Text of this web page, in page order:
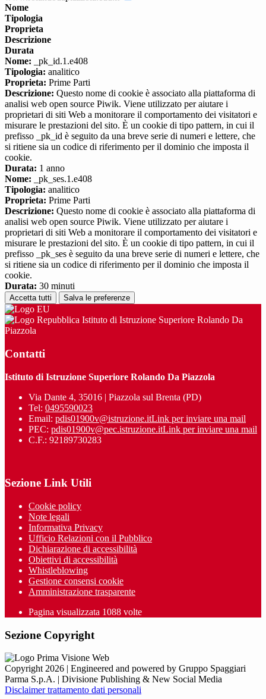
Nome
Tipologia
Proprieta
Descrizione
Durata
Nome: _pk_id.1.e408
Tipologia: analitico
Proprieta: Prime Parti
Descrizione: Questo nome di cookie è associato alla piattaforma di
analisi web open source Piwik. Viene utilizzato per aiutare i
proprietari di siti Web a monitorare il comportamento dei visitatori e
misurare le prestazioni del sito. È un cookie di tipo pattern, in cui il
prefisso _pk_id è seguito da una breve serie di numeri e lettere, che
si ritiene sia un codice di riferimento per il dominio che imposta il
cookie.
Durata: 1 anno
Nome: _pk_ses.1.e408
Tipologia: analitico
Proprieta: Prime Parti
Descrizione: Questo nome di cookie è associato alla piattaforma di
analisi web open source Piwik. Viene utilizzato per aiutare i
proprietari di siti Web a monitorare il comportamento dei visitatori e
misurare le prestazioni del sito. È un cookie di tipo pattern, in cui il
prefisso _pk_ses è seguito da una breve serie di numeri e lettere, che
si ritiene sia un codice di riferimento per il dominio che imposta il
cookie.
Durata: 30 minuti
Accetta tutti Salva le preferenze
Istituto di Istruzione Superiore Rolando Da
Piazzola
Contatti
Istituto di Istruzione Superiore Rolando Da Piazzola
Via Dante 4, 35016 | Piazzola sul Brenta (PD)
Tel: 0495590023
Email: pdis01900v@istruzione.itLink per inviare una mail
PEC: pdis01900v@pec.istruzione.itLink per inviare una mail
C.F.: 92189730283
Sezione Link Utili
Cookie policy
Note legali
Informativa Privacy
Ufficio Relazioni con il Pubblico
Dichiarazione di accessibilità
Obiettivi di accessibilità
Whistleblowing
Gestione consensi cookie
Amministrazione trasparente
Pagina visualizzata 1088 volte
Sezione Copyright
Copyright 2026 | Engineered and powered by Gruppo Spaggiari
Parma S.p.A. | Divisione Publishing & New Social Media
Disclaimer trattamento dati personali